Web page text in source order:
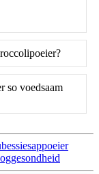
so voedsaam